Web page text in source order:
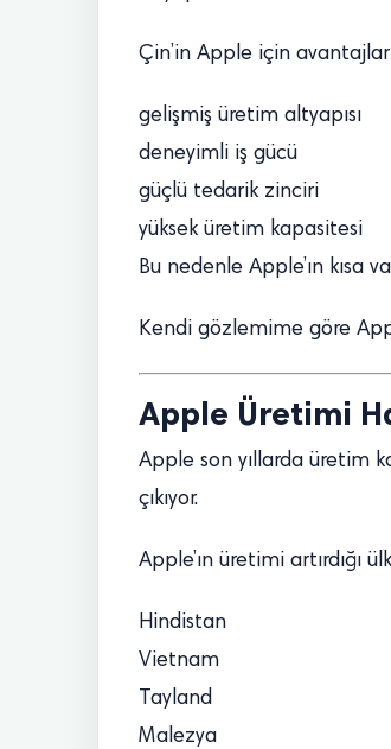
Çin’in Apple için
gelişmiş üretim altyapısı
deneyimli iş gücü
güçlü tedarik zinciri
yüksek üretim kapasitesi
Bu nedenle Apple’ın kısa
Kendi gözlemime göre
Apple Üretimi
Apple son yıllarda üretim
çıkıyor.
Apple’ın üretimi artırdığı
Hindistan
Vietnam
Tayland
Malezya